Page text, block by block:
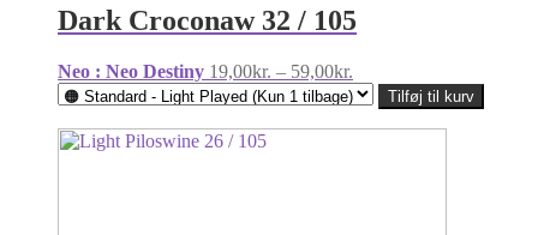
Dark Croconaw 32 / 105
Neo : Neo Destiny 19,00kr. – 59,00kr.
19,00kr.
59,00kr.
Tilføj til kurv